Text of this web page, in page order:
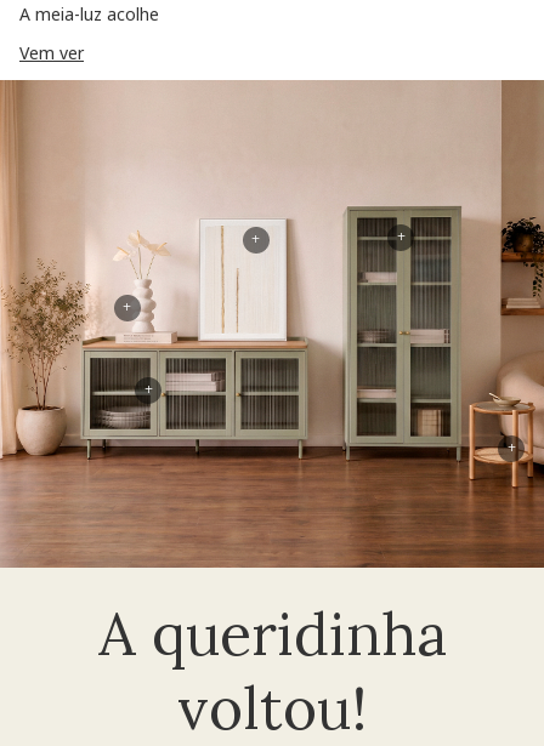
A meia-luz acolhe
Vem ver
A queridinha
voltou!
+
+
+
+
+